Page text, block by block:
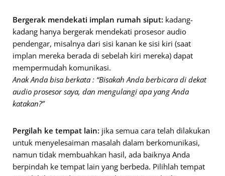
Bergerak mendekati implan rumah siput: kadang-
kadang hanya bergerak mendekati prosesor audio
pendengar, misalnya dari sisi kanan ke sisi kiri (saat
implan mereka berada di sebelah kiri mereka) dapat
mempermudah komunikasi.
Anak Anda bisa berkata : “Bisakah Anda berbicara di dekat
audio prosesor saya, dan mengulangi apa yang Anda
katakan?”
Pergilah ke tempat lain: jika semua cara telah dilakukan
untuk menyelesaiman masalah dalam berkomunikasi,
namun tidak membuahkan hasil, ada baiknya Anda
berpindah ke tempat lain yang berbeda. Pilihlah tempat